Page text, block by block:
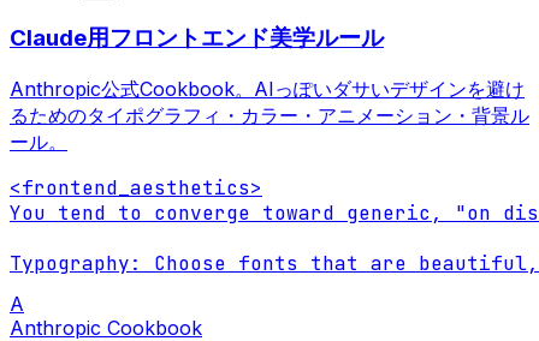
Claude用フロントエンド美学ルール
Anthropic公式Cookbook。AIっぽいダサいデザインを避け
るためのタイポグラフィ・カラー・アニメーション・背景ル
ール。
<frontend_aesthetics>
You tend to converge toward generic,
Typography: Choose fonts that are
A
Anthropic Cookbook